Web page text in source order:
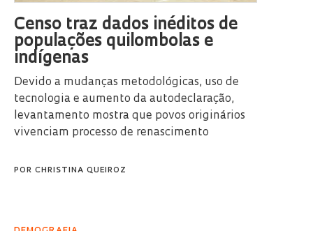
Censo traz dados inéditos de
populações quilombolas e
indígenas
Devido a mudanças metodológicas, uso de
tecnologia e aumento da autodeclaração,
levantamento mostra que povos originários
vivenciam processo de renascimento
POR CHRISTINA QUEIROZ